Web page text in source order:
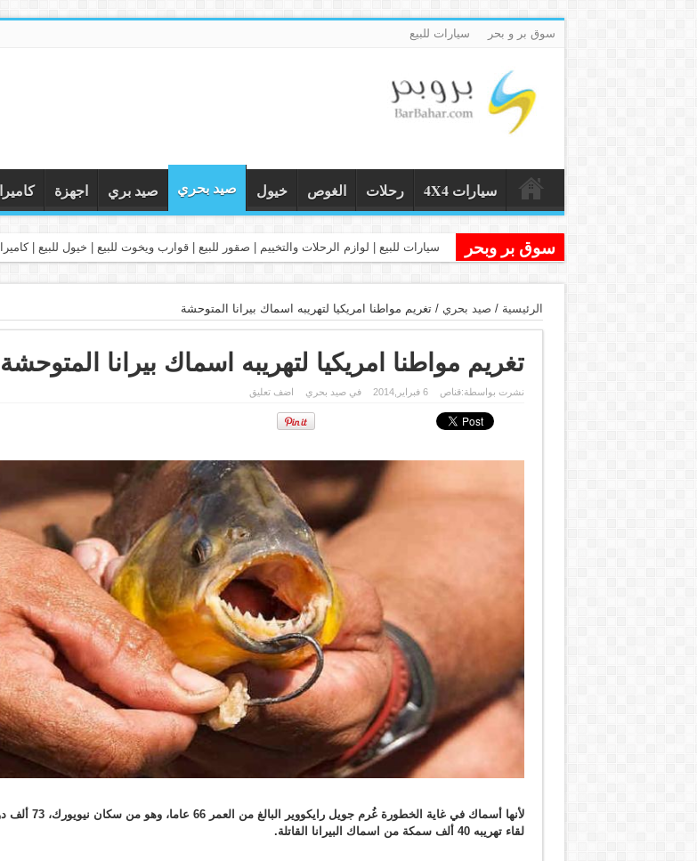
سوق بر و بحر سيارات للبيع
سيارات 4X4 رحلات الغوص خيول صيد بحري صيد بري اجهزة
سوق بر وبحر سيارات للبيع | لوازم الرحلات والتخييم | صقور للبيع | قوارب ويخوت للبيع | خيول للبيع |
الرئيسية / صيد بحري /تغريم مواطنا امريكيا لتهريبه اسماك بيرانا المتوحشة
تغريم مواطنا امريكيا لتهريبه اسماك بيرانا المتوحشة
نشرت بواسطة:قناص 6 فبراير,2014 فيصيد بحري اضف تعليق
لأنها أسماك في غاية الخطورة غُرم جويل رايكووير البالغ من العمر 66
لقاء تهريبه 40 ألف سمكة من اسماك البيرانا القاتلة
.